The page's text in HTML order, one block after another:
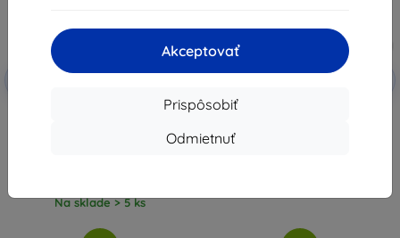
Akceptovať
Prispôsobiť
Odmietnuť
Zľava s
3MK Silver Protect+ OnePlus 9
Na sklade > 5 ks
Zľava s
3MK Folia ARC+FS OnePlus 9 Pro